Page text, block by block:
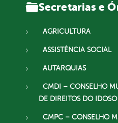
Secretarias e
AGRICULTURA
ASSISTÊNCIA SOCIAL
AUTARQUIAS
CMDI – CONSELHO
DE DIREITOS DO IDOSO
CMPC – CONSELHO